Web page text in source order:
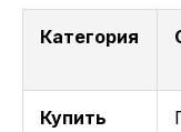
Категория
Купить